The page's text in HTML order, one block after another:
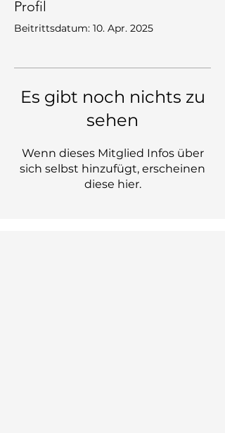
Profil
Beitrittsdatum: 10. Apr. 2025
Es gibt noch nichts zu
sehen
Wenn dieses Mitglied Infos über
sich selbst hinzufügt, erscheinen
diese hier.